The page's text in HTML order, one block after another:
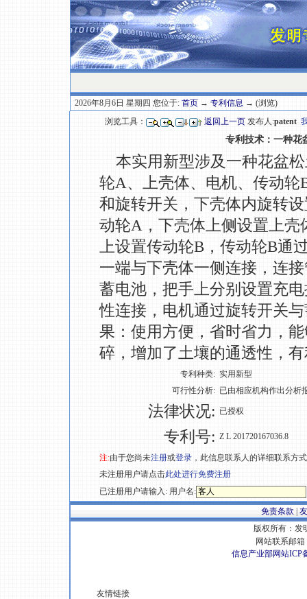
2026年8月6日 星期四 您位于: 首页 → 专利信息 → (浏览)
浏览工具：
返回上一页 发布人:patent
专利技术：一种花
本实用新型涉及一种花盆
轮A、上壳体、电机、传动
和旋转开关，下壳体内旋转
动轮A，下壳体上侧设置上
上设置传动轮B，传动轮B通
一端与下壳体一侧连接，连
蓄电池，把手上分别设置充
性连接，电机通过旋转开关
果：使用方便，省时省力，
碎，增加了土壤的通透性，
专利种类: 实用新型
可行性分析: 已由相应机构作出分析
法律状况: 已授权
专利号: Z L 201720167036.8
注:由于您尚未注册或登录 ，此信息联系人的详细联系方
未注册用户请点击此处进行免费注册
已注册用户请输入: 用户名:
免责条款
版权所有：发
网站联系邮箱
信息产业部网站ICP
友情链接